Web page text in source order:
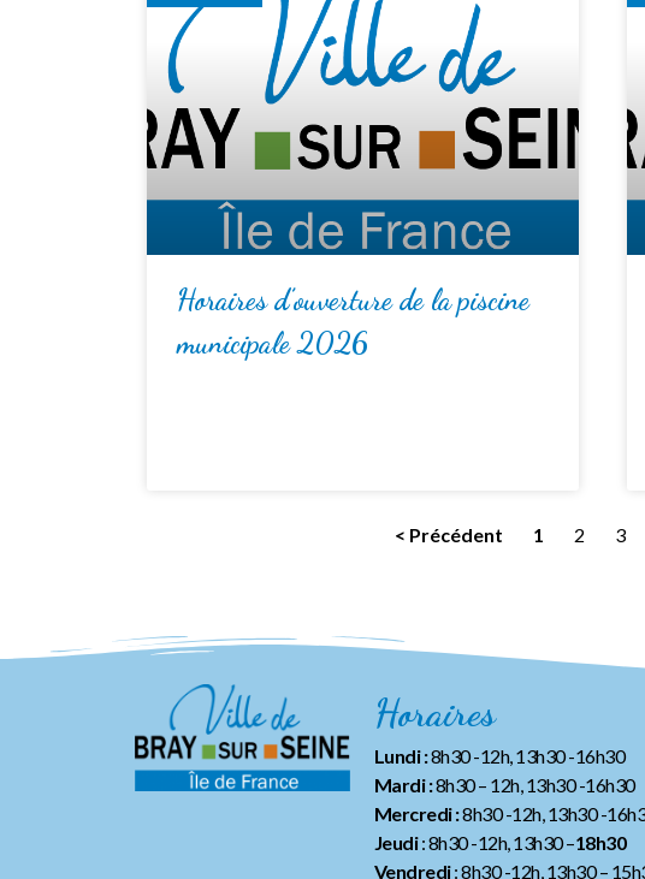
Horaires d’ouverture de la piscine
municipale 2026
< Précédent 1 2 3
Horaires
Lundi :8h30 -12h, 13h30 -16h30
Mardi :8h30 – 12h, 13h30 -16h30
Mercredi :8h30 -12h, 13h30 -
Jeudi: 8h30 -12h, 13h30 –18h30
Vendredi: 8h30 -12h, 13h30–